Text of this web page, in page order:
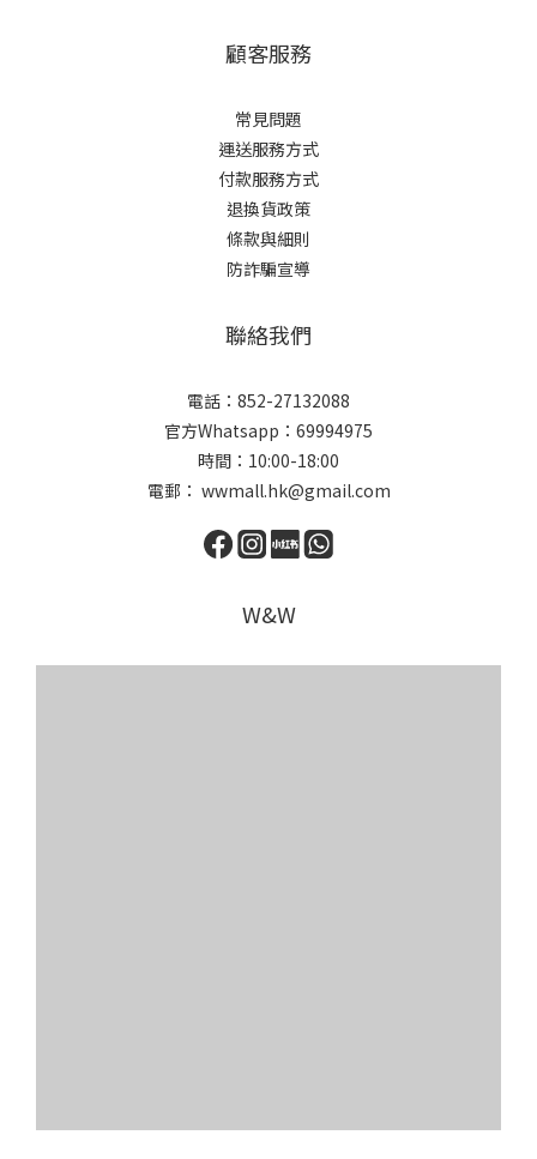
顧客服務
常見問題
運送服務方式
付款服務方式
退換貨政策
條款與細則
防詐騙宣導
聯絡我們
電話：852-27132088
官方Whatsapp：69994975
時間：10:00-18:00
電郵： wwmall.hk@gmail.com
W&W